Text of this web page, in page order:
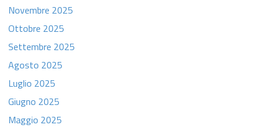
Novembre 2025
Ottobre 2025
Settembre 2025
Agosto 2025
Luglio 2025
Giugno 2025
Maggio 2025